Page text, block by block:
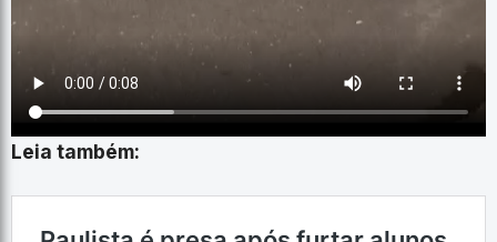
Leia também: